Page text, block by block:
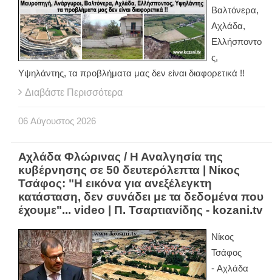
Βαλτόνερα,
Αχλάδα,
Ελλήσποντο
ς,
Υψηλάντης, τα προβλήματα μας δεν είναι διαφορετικά !!
Διαβάστε Περισσότερα
06 Αύγουστος 2026
Αχλάδα Φλώρινας / Η Αναλγησία της
κυβέρνησης σε 50 δευτερόλεπτα | Νίκος
Τσάφος: "Η εικόνα για ανεξέλεγκτη
κατάσταση, δεν συνάδει με τα δεδομένα που
έχουμε"... video | Π. Τσαρτιανίδης - kozani.tv
Νίκος
Τσάφος
- Αχλάδα